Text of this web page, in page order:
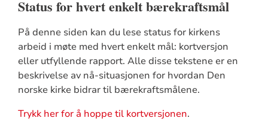
Status for hvert enkelt bærekraftsmål
På denne siden kan du lese status for kirkens
arbeid i møte med hvert enkelt mål: kortversjon
eller utfyllende rapport. Alle disse tekstene er en
beskrivelse av nå-situasjonen for hvordan Den
norske kirke bidrar til bærekraftsmålene.
Trykk her for å hoppe til kortversjonen.